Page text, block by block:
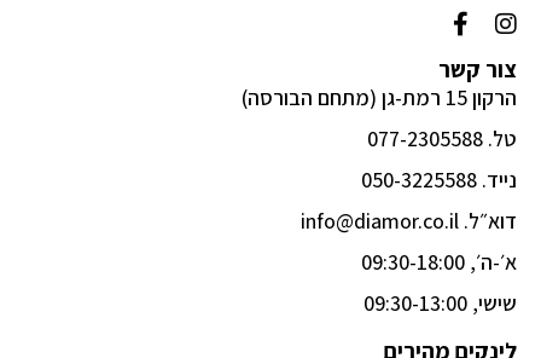
F
a
c
e
b
o
o
k
f
I
n
s
t
a
g
r
a
צור קשר
הרקון 15 רמת-גן (מתחם הבורסה)
טל. 077-2305588
נייד. 050-3225588
דוא״ל. info@diamor.co.il
א׳-ה׳, 09:30-18:00
שישי, 09:30-13:00
לינקים מהירים